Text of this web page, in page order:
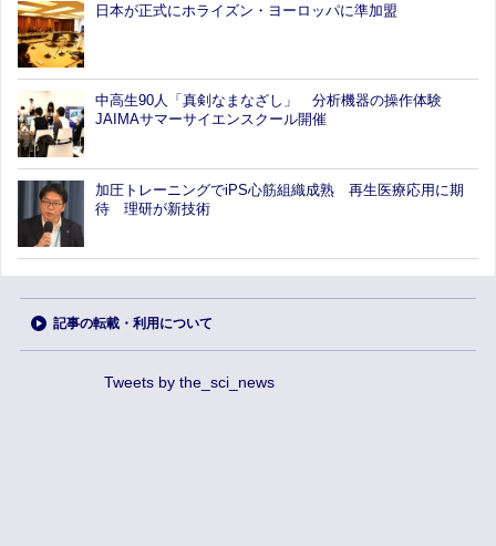
日本が正式にホライズン・ヨーロッパに準加盟
中高生90人「真剣なまなざし」 分析機器の操作体験
JAIMAサマーサイエンスクール開催
加圧トレーニングでiPS心筋組織成熟 再生医療応用に期
待 理研が新技術
記事の転載・利用について
Tweets by the_sci_news